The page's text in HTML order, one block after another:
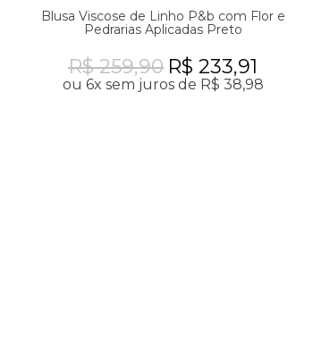
Blusa Viscose de Linho P&b com Flor e
Pedrarias Aplicadas Preto
R$ 259,90 R$ 233,91
ou 6x sem juros de R$ 38,98